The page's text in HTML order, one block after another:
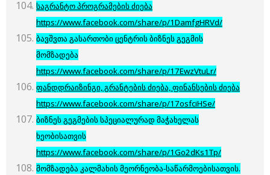
საგრანტო პროგრამების ძიება
https://www.facebook.com/share/p/1DamfgHRVd/
ბავშვთა გასართობი ცენტრის ბიზნეს გეგმის
მომზადება
https://www.facebook.com/share/p/17EwzVtuLr/
ფანდდრაიზინგი, გრანტების ძიება, ფინანსების ძიება
https://www.facebook.com/share/p/17osfciHSe/
ბიზნეს გეგმების სპეციალურად მაჭახელას
ხეობისათვის
https://www.facebook.com/share/p/1Go2dKs1Tp/
მომზადება კალმახის მეორნეობა-საწარმოებისათვის.